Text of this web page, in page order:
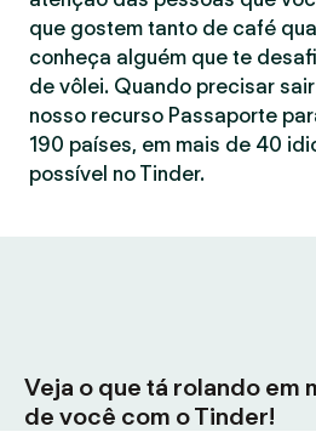
que gostem tanto de café
conheça alguém que te
de vôlei. Quando precisar
nosso recurso Passaporte
190 países, em mais de 40
possível no Tinder.
Veja o que tá rolando em
de você com o Tinder!